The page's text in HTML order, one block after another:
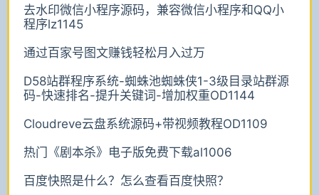
去水印微信小程序源码，兼容微信小程序和QQ小
程序lz1145
通过百家号图文赚钱轻松月入过万
D58站群程序系统-蜘蛛池蜘蛛侠1-3级目录站群源
码-快速排名-提升关键词-增加权重OD1144
Cloudreve云盘系统源码+带视频教程OD1109
热门《剧本杀》电子版免费下载al1006
百度快照是什么？怎么查看百度快照？